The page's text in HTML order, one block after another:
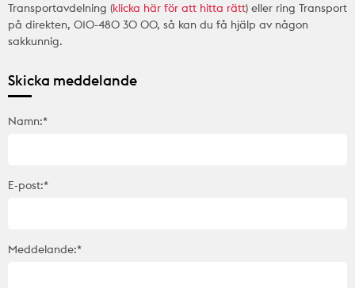
Transportavdelning (klicka här för att hitta rätt) eller ring Transport
på direkten, 010-480 30 00, så kan du få hjälp av någon
sakkunnig.
Skicka meddelande
Namn:*
E-post:*
Meddelande:*